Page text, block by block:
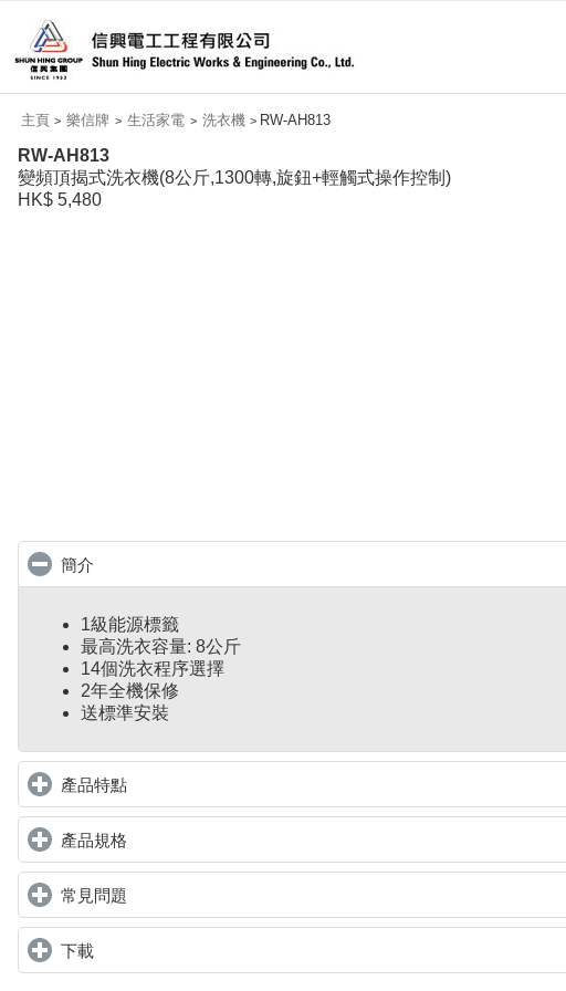
主頁 > 樂信牌 > 生活家電 > 洗衣機 > RW-AH813
RW-AH813
變頻頂揭式洗衣機(8公斤,1300轉,旋鈕+輕觸式操作控制)
HK$ 5,480
簡介
1級能源標籤
最高洗衣容量: 8公斤
14個洗衣程序選擇
2年全機保修
送標準安裝
產品特點click to expand contents
產品規格
常見問題
下載click to expand contents